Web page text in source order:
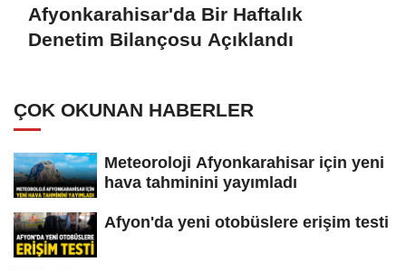
Afyonkarahisar'da Bir Haftalık
Denetim Bilançosu Açıklandı
ÇOK OKUNAN HABERLER
Meteoroloji Afyonkarahisar için yeni
hava tahminini yayımladı
Afyon'da yeni otobüslere erişim testi